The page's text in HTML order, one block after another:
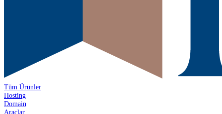
Tüm Ürünler
Hosting
Domain
Araçlar